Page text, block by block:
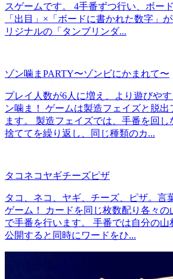
スゲームです。 4手番ずつ行い、ボー
「出目」×「ボードに書かれた数字」
リジナルの「タンブリンダ...
ゾン噛まPARTY〜ゾンビにかまれて〜
プレイ人数が6人に増え、より遊びや
ン噛ま！ ゲームは製造フェイズと脱
ます。 製造フェイズでは、手番を回し
捨ててを繰り返し、同じ種類のカ...
タコネコヤギチーズピザ
タコ、ネコ、ヤギ、チーズ、ピザ。言
ゲーム！ カードを同じ枚数配り各々の
で手番を行います。 手番では自分の山
公開すると同時にワードをひ...